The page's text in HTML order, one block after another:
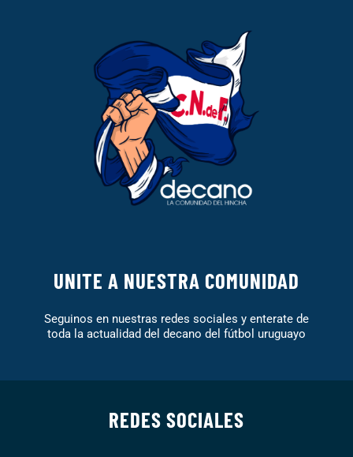
UNITE A NUESTRA COMUNIDAD
Seguinos en nuestras redes sociales y enterate de
toda la actualidad del decano del fútbol uruguayo
REDES SOCIALES